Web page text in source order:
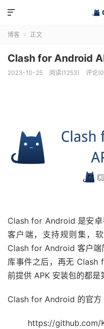

博客  正文
Clash for Android
2023-10-25 阅读(1253) 评论
Clash for Android 是安
客户端，支持规则集，
Clash for Android 客户端
库事件之后，再无 Clash
前提供 APK 安装包的都是
Clash for Android 的官方
https://github.com/